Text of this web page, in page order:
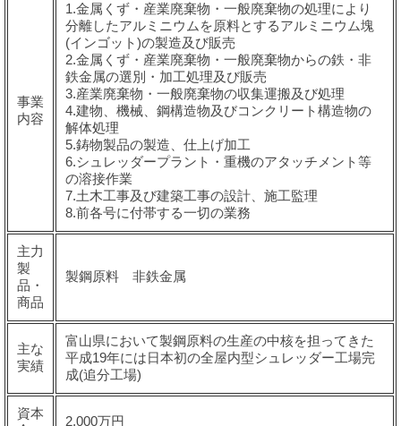
事業
内容
1.金属くず・産業廃棄物・一般廃棄物の処理により
分離したアルミニウムを原料とするアルミニウム塊
(インゴット)の製造及び販売
2.金属くず・産業廃棄物・一般廃棄物からの鉄・非
鉄金属の選別・加工処理及び販売
3.産業廃棄物・一般廃棄物の収集運搬及び処理
4.建物、機械、鋼構造物及びコンクリート構造物の
解体処理
5.鋳物製品の製造、仕上げ加工
6.シュレッダープラント・重機のアタッチメント等
の溶接作業
7.土木工事及び建築工事の設計、施工監理
8.前各号に付帯する一切の業務
主力
製
品・
商品
製鋼原料 非鉄金属
主な
実績
富山県において製鋼原料の生産の中核を担ってきた
平成19年には日本初の全屋内型シュレッダー工場完
成(追分工場)
資本
2,000万円